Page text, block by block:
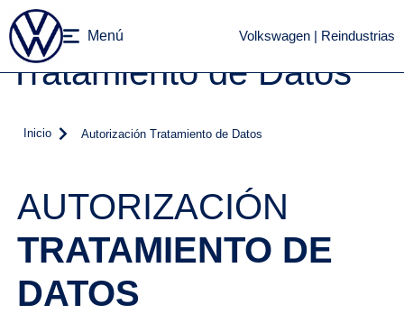
Menú Volkswagen | Reindustrias
Autorización
Tratamiento de Datos
Inicio Autorización Tratamiento de Datos
AUTORIZACIÓN
TRATAMIENTO DE
DATOS